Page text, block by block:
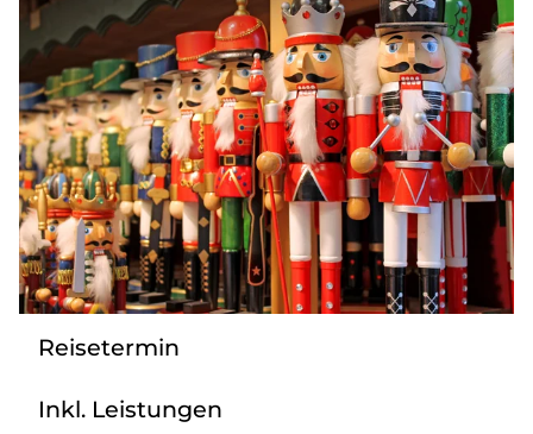
Busreisen
Bus mieten
Über Bus dich weg!
Radio
Sie befinden sich in:
Deutschland
Österreich
Reisetermin
Inkl. Leistungen